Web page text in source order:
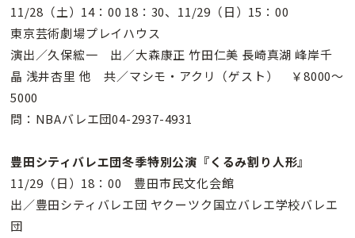
11/28（土）14：00 18：30、11/29（日）15：00
東京芸術劇場プレイハウス
演出／久保綋一 出／大森康正 竹田仁美 長崎真湖 峰岸千
晶 浅井杏里 他 共／マシモ・アクリ（ゲスト） ￥8000〜
5000
問：NBAバレエ団04-2937-4931
豊田シティバレエ団冬季特別公演『くるみ割り人形』
11/29（日）18：00 豊田市民文化会館
出／豊田シティバレエ団 ヤクーツク国立バレエ学校バレエ
団